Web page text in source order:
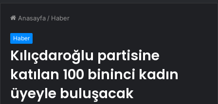
Anasayfa / Haber
Haber
Kılıçdaroğlu partisine
katılan 100 bininci kadın
üyeyle buluşacak